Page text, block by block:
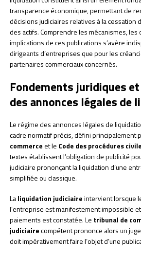
transparence économique, permettant de
décisions judiciaires relatives à la cessation
des actifs. Comprendre les mécanismes, les
implications de ces publications s’avère
dirigeants d’entreprises que pour les
partenaires commerciaux concernés.
Fondements juridiques
des annonces légales de
Le régime des annonces légales de
cadre normatif précis, défini principalement
commerceet le Code des procédures
textes établissent l’obligation de publicité
judiciaire prononçant la liquidation d’une
simplifiée ou classique.
Laliquidation judiciaireintervient lorsque
l’entreprise est manifestement impossible
paiements est constatée. Le tribunal de
judiciairecompétent prononce alors un
doit impérativement faire l’objet d’une